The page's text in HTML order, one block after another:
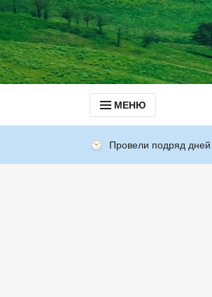
МЕНЮ
Провели подряд